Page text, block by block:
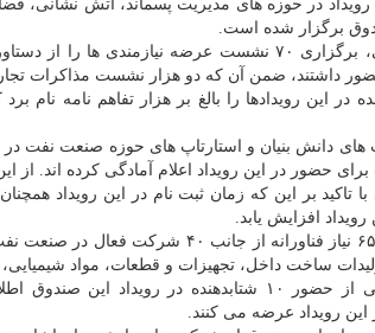
ملكی فرد افزود: بر این اساس تابحال ۱۲ رویداد در حوزه های مدیریت
برگزار شده است.
معاون توسعه صندوق نوآوری و شكوفایی، برگزاری ۷۰ نشست
بر این كه زمان ثبت نام در این رویداد
افزایش یابد.
ملكی فرد تصریح كرد: هم اكنون بالغ بر ۶۵۰
ساخت داخل، تجهیزات و قطعات، مواد شیمیایی،
معاون توسعه صندوق نوآوری و شكوفایی از حضور ۱۰
رویداد عرضه می كنند.